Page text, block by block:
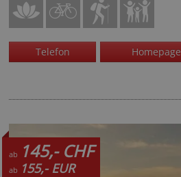
Telefon Homepage
ab 145,- CHF
ab 155,- EUR